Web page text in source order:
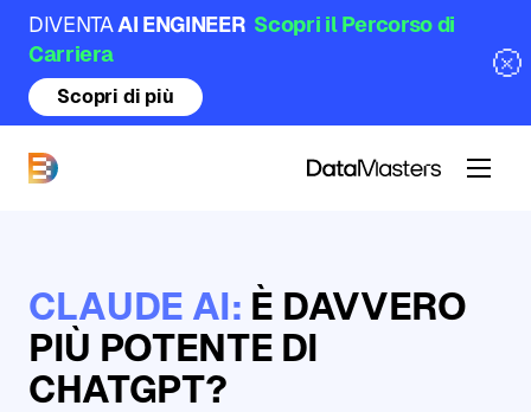
DIVENTAAI ENGINEER Scopri il Percorso di
Carriera
Scopri di più
CLAUDE AI: È DAVVERO
PIÙ POTENTE DI
CHATGPT?